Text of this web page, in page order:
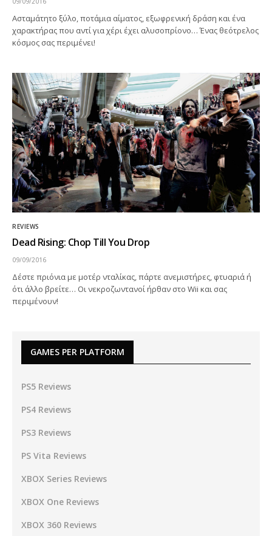
Ασταμάτητο ξύλο, ποτάμια αίματος, εξωφρενική δράση και ένα
χαρακτήρας που αντί για χέρι έχει αλυσοπρίονο… Ένας θεότρελος
κόσμος σας περιμένει!
REVIEWS
Dead Rising: Chop Till You Drop
09/09/2016
Δέστε πριόνια με μοτέρ νταλίκας, πάρτε ανεμιστήρες, φτυαριά ή
ότι άλλο βρείτε… Οι νεκροζωντανοί ήρθαν στο Wii και σας
περιμένουν!
GAMES PER PLATFORM
PS5 Reviews
PS4 Reviews
PS3 Reviews
PS Vita Reviews
XBOX Series Reviews
XBOX One Reviews
XBOX 360 Reviews